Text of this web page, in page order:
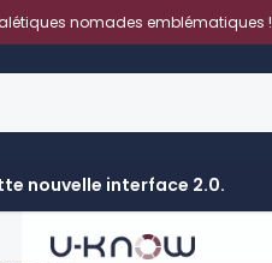
nomades emblématiques !
nouvelle interface 2.0.